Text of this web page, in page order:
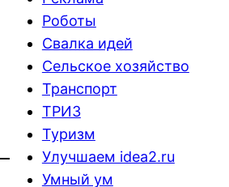
Роботы
Свалка идей
Сельское хозяйство
Транспорт
ТРИЗ
Туризм
Улучшаем idea2.ru
Умный ум